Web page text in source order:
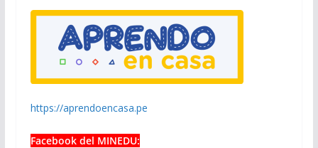
https://aprendoencasa.pe
Facebook del MINEDU: